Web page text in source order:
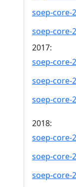
soep-core-
soep-core-
2017:
soep-core-
soep-core-
soep-core-
2018:
soep-core-
soep-core-
soep-core-